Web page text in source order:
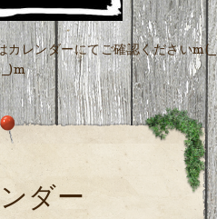
カレンダーにてご確認くださいm(_
_)m
ダー